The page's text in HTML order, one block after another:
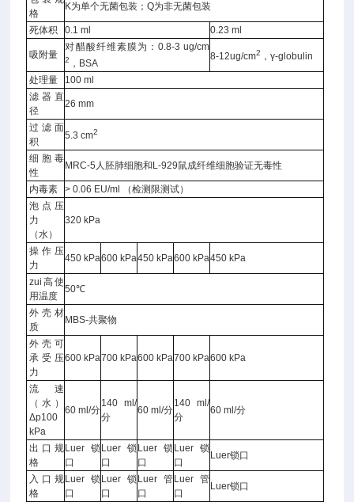
格
K为单个无菌包装；Q为非无菌包装
死体积 0.1 ml 0.23 ml
吸附量
对醋酸纤维素膜为：0.8-3 ug/cm
2 ，BSA
8-12ug/cm2 ，γ-globulin
处理量
100 ml
滤器直
径
26 mm
过滤面
积
5.3 cm2
细胞毒
性
MRC-5人胚肺细胞和L-929鼠成纤维细胞验证无毒性
内毒素
> 0.06 EU/ml （检测限测试）
泡点压
力
（水）
320 kPa
操作压
力
450 kPa600 kPa450 kPa600 kPa450 kPa
zui高使
用温度
50℃
外壳材
质
MBS-共聚物
外壳可
承受压
力
600 kPa700 kPa600 kPa700 kPa600 kPa
流速
（水）
Δp100
kPa
60 ml/分
140 ml/
分
60 ml/分
140 ml/
分
60 ml/分
出口规
格
Luer锁
口
Luer锁
口
Luer锁
口
Luer锁
口
Luer锁口
入口规
格
Luer锁
口
Luer锁
口
Luer管
口
Luer管
口
Luer锁口